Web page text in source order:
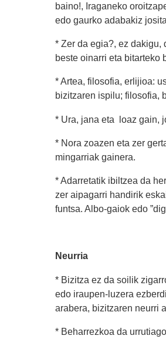
baino!, Iraganeko
edo gaurko adabakiz
* Zer da egia?, ez dakigu,
beste oinarri eta bitarteko
* Artea, filosofia, erlijioa:
bizitzaren ispilu; filosofia,
* Ura, jana eta loaz gain,
* Nora zoazen eta zer
mingarriak gainera.
* Adarretatik ibiltzea da
zer aipagarri handirik
funtsa. Albo-gaiok edo
Neurria
* Bizitza ez da soilik
edo iraupen-luzera
arabera, bizitzaren neurri
* Beharrezkoa da